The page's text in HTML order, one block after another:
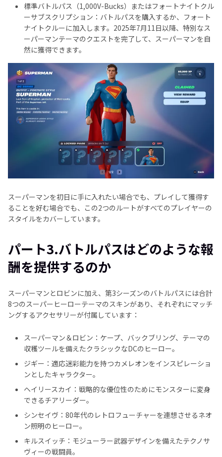
標準バトルパス（1,000V-Bucks）またはフォートナイトクル
ーサブスクリプション：バトルパスを購入するか、フォート
ナイトクルーに加入します。2025年7月11日以降、特別なス
ーパーマンテーマのクエストを完了して、スーパーマンを自
然に獲得できます。
スーパーマンを初日に手に入れたい場合でも、プレイして獲得す
ることを好む場合でも、この2つのルートがすべてのプレイヤーの
スタイルをカバーしています。
パート3.バトルパスはどのような報
酬を提供するのか
スーパーマンとロビンに加え、第3シーズンのバトルパスには合計
8つのスーパーヒーローテーマのスキンがあり、それぞれにマッチ
ングするアクセサリーが付属しています：
スーパーマン＆ロビン：ケープ、バックブリング、テーマの
収穫ツールを備えたクラシックなDCのヒーロー。
ジギー：適応迷彩能力を持つカメレオンをインスピレーショ
ンとしたキャラクター。
ヘイリースカイ：戦略的な優位性のためにモンスターに変身
できるチアリーダー。
シンセイヴ：80年代のレトロフューチャーを連想させるネオ
ン照明のヒーロー。
キルスイッチ：モジューラー武器デザインを備えたテクノサ
ヴィーの戦闘員。